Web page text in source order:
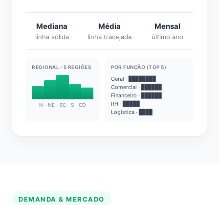
Mediana
linha sólida
Média
linha tracejada
Mensal
último ano
REGIONAL · 5 REGIÕES
N · NE · SE · S · CO
POR FUNÇÃO (TOP 5)
Geral · ████████
Comercial · ██████
Financeiro · ██████
RH · █████
Logística · ████
DEMANDA & MERCADO